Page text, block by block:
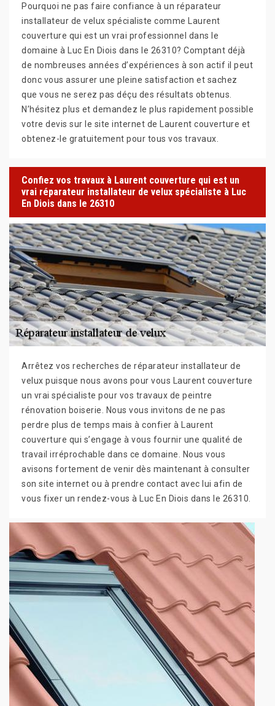
Pourquoi ne pas faire confiance à un réparateur
installateur de velux spécialiste comme Laurent
couverture qui est un vrai professionnel dans le
domaine à Luc En Diois dans le 26310? Comptant déjà
de nombreuses années d’expériences à son actif il peut
donc vous assurer une pleine satisfaction et sachez
que vous ne serez pas déçu des résultats obtenus.
N’hésitez plus et demandez le plus rapidement possible
votre devis sur le site internet de Laurent couverture et
obtenez-le gratuitement pour tous vos travaux.
Confiez vos travaux à Laurent couverture qui est un
vrai réparateur installateur de velux spécialiste à Luc
En Diois dans le 26310
Arrêtez vos recherches de réparateur installateur de
velux puisque nous avons pour vous Laurent couverture
un vrai spécialiste pour vos travaux de peintre
rénovation boiserie. Nous vous invitons de ne pas
perdre plus de temps mais à confier à Laurent
couverture qui s’engage à vous fournir une qualité de
travail irréprochable dans ce domaine. Nous vous
avisons fortement de venir dès maintenant à consulter
son site internet ou à prendre contact avec lui afin de
vous fixer un rendez-vous à Luc En Diois dans le 26310.